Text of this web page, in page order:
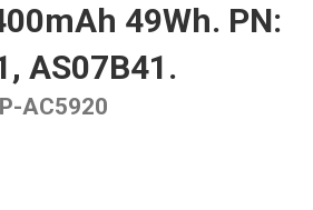
49Wh. PN:
AS07B41.
AC5920